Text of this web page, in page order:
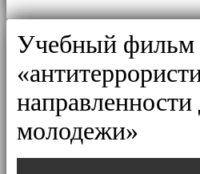
Учебный
направленности
молодежи»